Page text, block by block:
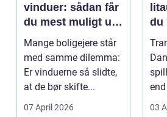
vinduer: sådan får
du mest muligt ud
af dine gamle
vinduer
Mange boligejere står
med samme dilemma:
Er vinduerne så slidte,
at de bør skifte...
07 April 2026
du
til
03